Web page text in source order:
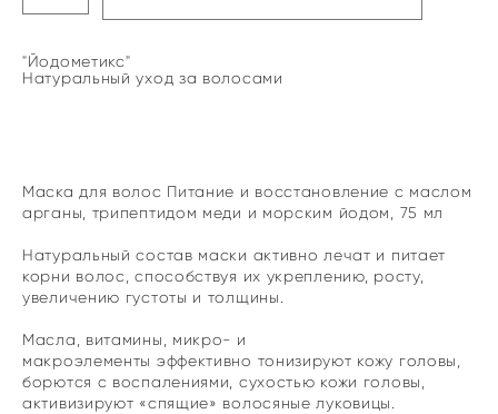
"Йодометикс"
Натуральный уход за волосами
Маска для волос Питание и восстановление c маслом
арганы, трипептидом меди и морским йодом, 75 мл
Натуральный состав маски активно лечат и питает
корни волос, способствуя их укреплению, росту,
увеличению густоты и толщины.
Масла, витамины, микро- и
макроэлементы эффективно тонизируют кожу головы,
борются с воспалениями, сухостью кожи головы,
активизируют «спящие» волосяные луковицы.